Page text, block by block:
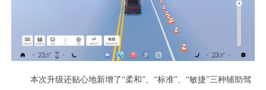
本次升级还贴心地新增了“柔和”、“标准”、“敏捷”三种辅助驾